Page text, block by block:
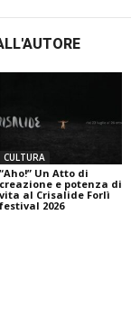
CULTURA
“Aho!” Un Atto di
creazione e potenza di
vita al Crisalide Forlì
festival 2026